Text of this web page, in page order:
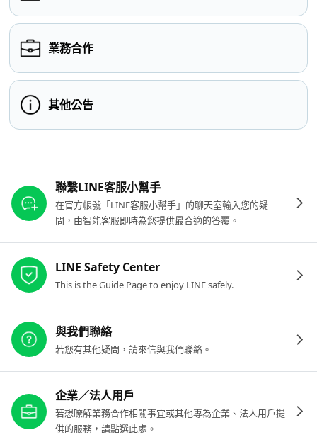
業務合作
其他公告
聯繫LINE客服小幫手
在官方帳號「LINE客服小幫手」的聊天室輸入您的疑
問，由智能客服即時為您提供最合適的答覆。
LINE Safety Center
This is the Guide Page to enjoy LINE safely.
與我們聯絡
若您有其他疑問，請來信與我們聯絡。
企業／法人用戶
若想瞭解業務合作相關事宜或其他專為企業、法人用戶提
供的服務，請點選此處。